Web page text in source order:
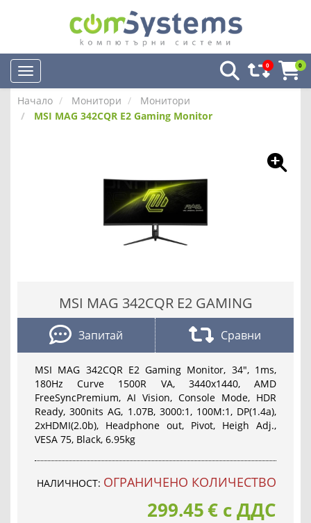
0 0
Начало Монитори
Монитори
MSI MAG 342CQR E2 Gaming Monitor
MSI MAG 342CQR E2 GAMING
Запитай Сравни
MSI MAG 342CQR E2 Gaming Monitor, 34", 1ms,
180Hz Curve 1500R VA, 3440x1440, AMD
FreeSyncPremium, AI Vision, Console Mode, HDR
Ready, 300nits AG, 1.07B, 3000:1, 100M:1, DP(1.4a),
2xHDMI(2.0b), Headphone out, Pivot, Heigh Adj.,
VESA 75, Black, 6.95kg
НАЛИЧНОСТ: OГРАНИЧЕНО КОЛИЧЕСТВО
299.45€ с ДДС